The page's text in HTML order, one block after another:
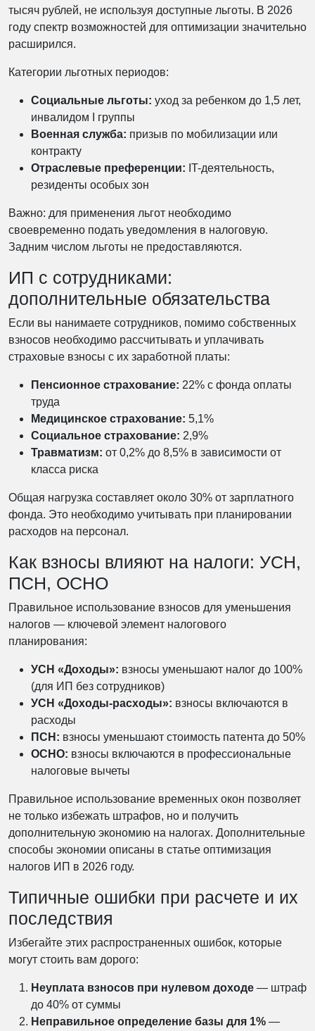
тысяч рублей, не используя доступные льготы. В 2026
году спектр возможностей для оптимизации значительно
расширился.
Категории льготных периодов:
Социальные льготы: уход за ребенком до 1,5 лет,
инвалидом I группы
Военная служба: призыв по мобилизации или
контракту
Отраслевые преференции: IT-деятельность,
резиденты особых зон
Важно: для применения льгот необходимо
своевременно подать уведомления в налоговую.
Задним числом льготы не предоставляются.
ИП с сотрудниками:
дополнительные обязательства
Если вы нанимаете сотрудников, помимо собственных
взносов необходимо рассчитывать и уплачивать
страховые взносы с их заработной платы:
Пенсионное страхование: 22% с фонда оплаты
труда
Медицинское страхование: 5,1%
Социальное страхование: 2,9%
Травматизм: от 0,2% до 8,5% в зависимости от
класса риска
Общая нагрузка составляет около 30% от зарплатного
фонда. Это необходимо учитывать при планировании
расходов на персонал.
Как взносы влияют на налоги: УСН,
ПСН, ОСНО
Правильное использование взносов для уменьшения
налогов — ключевой элемент налогового
планирования:
УСН «Доходы»: взносы уменьшают налог до 100%
(для ИП без сотрудников)
УСН «Доходы-расходы»: взносы включаются в
расходы
ПСН: взносы уменьшают стоимость патента до 50%
ОСНО: взносы включаются в профессиональные
налоговые вычеты
Правильное использование временных окон позволяет
не только избежать штрафов, но и получить
дополнительную экономию на налогах. Дополнительные
способы экономии описаны в статье оптимизация
налогов ИП в 2026 году.
Типичные ошибки при расчете и их
последствия
Избегайте этих распространенных ошибок, которые
могут стоить вам дорого:
Неуплата взносов при нулевом доходе — штраф
до 40% от суммы
Неправильное определение базы для 1% —